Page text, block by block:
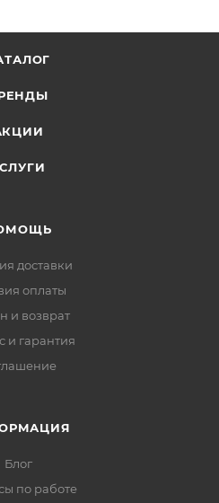
доставки
оплаты
и возврат
и гарантия
Блог
по работе